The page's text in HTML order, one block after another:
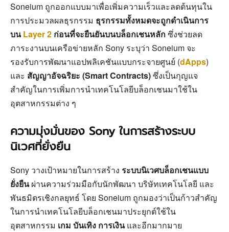
Soneium ถูกออกแบบมาเพื่อเพิ่มความเร็วและลดต้นทุนใน
การประมวลผลธุรกรรม ธุรกรรมทั้งหมดจะถูกดำเนินการ
บนLayer 2 ก่อนที่จะยืนยันบนบล็อกเชนหลักซึ่งช่วยลด
ภาระงานบนเครือข่ายหลัก Sony ระบุว่า Soneium จะ
รองรับการพัฒนาแอปพลิเคชันแบบกระจายศูนย์ (dApps)
และ สัญญาอัจฉริยะ (Smart Contracts)ซึ่งเป็นกุญแจ
สำคัญในการเพิ่มการนำเทคโนโลยีบล็อกเชนมาใช้ใน
อุตสาหกรรมต่าง ๆ
ความมุ่งมั่นของ Sony ในการสร้างระบบ
นิเวศที่ยั่งยืน
Sony วางเป้าหมายในการสร้าง ระบบนิเวศบล็อกเชนแบบ
ยั่งยืนผ่านความร่วมมือกับนักพัฒนา บริษัทเทคโนโลยี และ
พันธมิตรเชิงกลยุทธ์ โดย Soneium ถูกมองว่าเป็นก้าวสำคัญ
ในการนำเทคโนโลยีบล็อกเชนมาประยุกต์ใช้ใน
อุตสาหกรรม เกม บันเทิง การเงินและอีกมากมาย